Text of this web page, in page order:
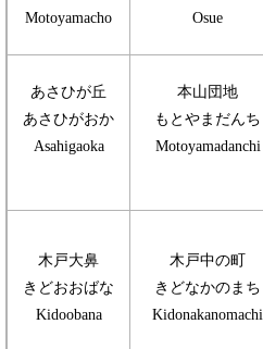
Motoyamacho
Osue
あさひが丘
あさひがおか
Asahigaoka
本山団地
もとやまだんち
Motoyamadanchi
木戸大鼻
きどおおばな
Kidoobana
木戸中の町
きどなかのまち
Kidonakanomachi